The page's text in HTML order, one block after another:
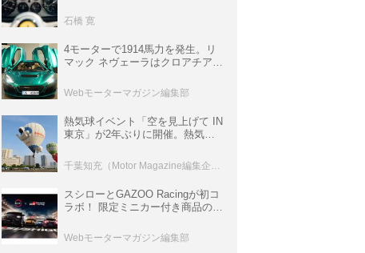
サ」に化けた理由
石橋 寛
4モーターで1914馬力を発生。リ
マック ネヴェーラはクロアチア発
ロニクル・完全版／115】
Webモーターマガジン編集部
熱気球イベント「空を見上げて IN
東京」が2年ぶりに開催。熱気球
室などのコンテンツも
スシローとGAZOO Racingが初コ
ラボ！ 限定ミニカー付き商品の
ト体験があたる抽選企画などを展
開
Webモーターマガジン編集部